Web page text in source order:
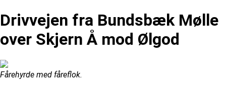
Drivvejen fra Bundsbæk Mølle
over Skjern Å mod Ølgod
Fårehyrde med fåreflok.